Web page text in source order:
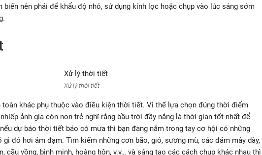
biến nên phải để khẩu độ nhỏ, sử dụng kính lọc hoặc chụp vào lúc sáng sớm
Xử lý thời tiết
khác phụ thuộc vào điều kiện thời tiết. Vì thế lựa chọn đúng thời điểm
ảnh gia còn non trẻ nghĩ rằng bầu trời đầy nắng là thời gian tốt nhất để
dự báo thời tiết báo có mưa thì bạn đang nắm trong tay cơ hội có những
gì đó hơi ảm đạm. Tìm kiếm những cơn bão, gió, sương mù, các đám mây dày,
cầu vồng, bình minh, hoàng hôn, v.v… và sáng tạo các cách chụp khác nhau thì